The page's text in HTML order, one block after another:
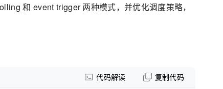
和 event trigger 两种模式，并优化调度策略，
代码解读 复制代码